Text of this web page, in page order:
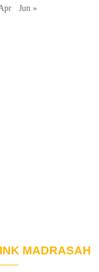
Jun »
MADRASAH